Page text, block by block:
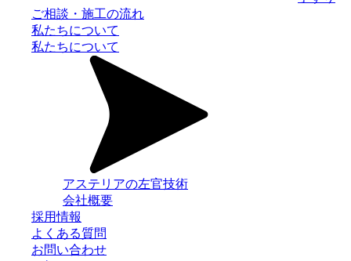
ご相談・施工の流れ
私たちについて
私たちについて
アステリアの左官技術
会社概要
採用情報
よくある質問
お問い合わせ